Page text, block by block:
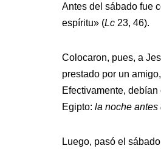
Antes del sábado fue
espíritu» (Lc 23, 46).
Colocaron, pues, a
prestado por un
Efectivamente,
Egipto: la noche antes
Luego, pasó el